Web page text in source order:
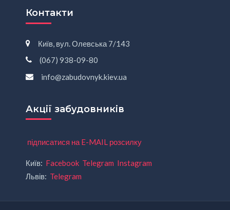
Контакти
Київ, вул. Олевська 7/143
(067) 938-09-80
info@zabudovnyk.kiev.ua
Акції забудовників
підписатися на E-MAIL розсилку
Київ: Facebook Telegram Instagram
Львів: Telegram